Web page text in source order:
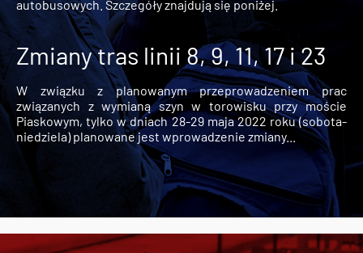
autobusowych. Szczegóły znajdują się poniżej.
Zmiany tras linii 8, 9, 11, 17 i 23
W związku z planowanym przeprowadzeniem prac
związanych z wymianą szyn w torowisku przy moście
Piaskowym, tylko w dniach 28-29 maja 2022 roku (sobota-
niedziela) planowane jest wprowadzenie zmiany...